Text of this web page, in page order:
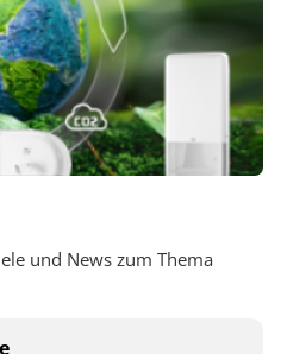
und News zum Thema